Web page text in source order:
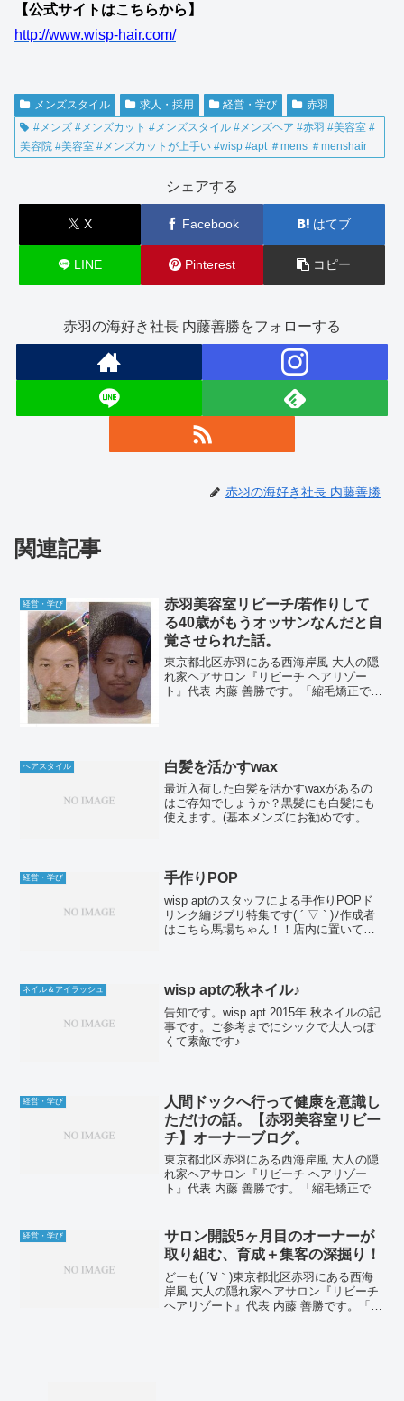
【公式サイトはこちらから】
http://www.wisp-hair.com/
メンズスタイル 求人・採用 経営・学び
赤羽
#メンズ #メンズカット #メンズスタイル #メンズヘア #赤羽 #美容室 #
美容院 #美容室 #メンズカットが上手い #wisp #apt ＃mens ＃menshair
シェアする
X Facebook はてブ
LINE Pinterest コピー
赤羽の海好き社長 内藤善勝をフォローする
赤羽の海好き社長 内藤善勝
関連記事
経営・学び
赤羽美容室リビーチ/若作りして
る40歳がもうオッサンなんだと自
覚させられた話。
東京都北区赤羽にある西海岸風 大人の隠
れ家ヘアサロン『リビーチ ヘアリゾー
ト』代表 内藤 善勝です。「縮毛矯正でつ
ヘアスタイル 白髪を活かすwax
最近入荷した白髪を活かすwaxがあるの
はご存知でしょうか？黒髪にも白髪にも
使えます。(基本メンズにお勧めです。メ
んで、白髪を活か...
経営・学び 手作りPOP
wisp aptのスタッフによる手作りPOPド
リンク編ジブリ特集です( ´ ▽ ` )ﾉ作成者
はこちら馬場ちゃん！！店内に置いてあ
ネイル＆アイラッシュ wisp aptの秋ネイル♪
告知です。wisp apt 2015年 秋ネイルの記
事です。ご参考までにシックで大人っぽ
くて素敵です♪
経営・学び
人間ドックへ行って健康を意識し
ただけの話。【赤羽美容室リビー
チ】オーナーブログ。
東京都北区赤羽にある西海岸風 大人の隠
れ家ヘアサロン『リビーチ ヘアリゾー
ト』代表 内藤 善勝です。「縮毛矯正でつ
は！今日はサロンは定休日となります。
昨日は休みをもらっ...
経営・学び
サロン開設5ヶ月目のオーナーが
取り組む、育成＋集客の深掘り！
どーも( ´∀｀)東京都北区赤羽にある西海
岸風 大人の隠れ家ヘアサロン『リビーチ
ヘアリゾート』代表 内藤 善勝です。「縮